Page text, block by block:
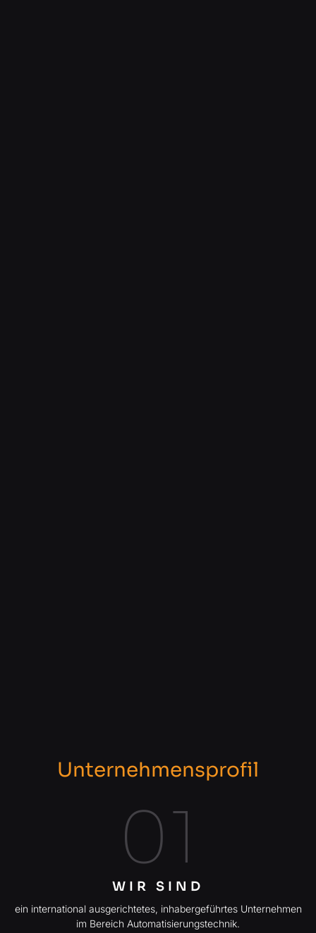
Unternehmensprofil
01
WIR SIND
ein international ausgerichtetes, inhabergeführtes Unternehmen
im Bereich Automatisierungstechnik.